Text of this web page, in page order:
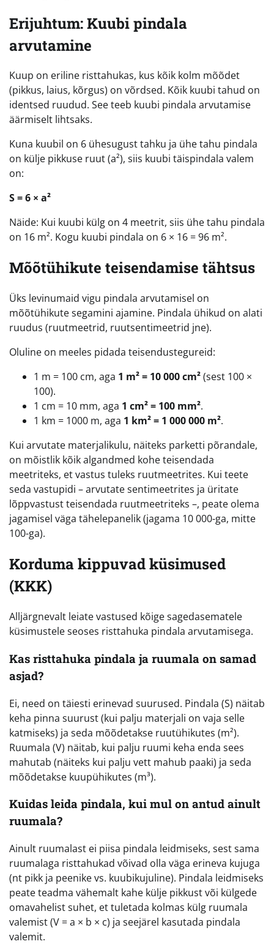
Erijuhtum: Kuubi pindala
arvutamine
Kuup on eriline risttahukas, kus kõik kolm mõõdet
(pikkus, laius, kõrgus) on võrdsed. Kõik kuubi tahud on
identsed ruudud. See teeb kuubi pindala arvutamise
äärmiselt lihtsaks.
Kuna kuubil on 6 ühesugust tahku ja ühe tahu pindala
on külje pikkuse ruut (a²), siis kuubi täispindala valem
on:
S = 6 × a²
Näide: Kui kuubi külg on 4 meetrit, siis ühe tahu pindala
on 16 m². Kogu kuubi pindala on 6 × 16 = 96 m².
Mõõtühikute teisendamise tähtsus
Üks levinumaid vigu pindala arvutamisel on
mõõtühikute segamini ajamine. Pindala ühikud on alati
ruudus (ruutmeetrid, ruutsentimeetrid jne).
Oluline on meeles pidada teisendustegureid:
1 m = 100 cm, aga 1 m² = 10 000 cm²(sest 100 ×
100).
1 cm = 10 mm, aga 1 cm² = 100 mm².
1 km = 1000 m, aga 1 km² = 1 000 000 m².
Kui arvutate materjalikulu, näiteks parketti põrandale,
on mõistlik kõik algandmed kohe teisendada
meetriteks, et vastus tuleks ruutmeetrites. Kui teete
seda vastupidi – arvutate sentimeetrites ja üritate
lõppvastust teisendada ruutmeetriteks –, peate olema
jagamisel väga tähelepanelik (jagama 10 000-ga, mitte
100-ga).
Korduma kippuvad küsimused
(KKK)
Alljärgnevalt leiate vastused kõige sagedasematele
küsimustele seoses risttahuka pindala arvutamisega.
Kas risttahuka pindala ja ruumala on samad
asjad?
Ei, need on täiesti erinevad suurused. Pindala (S) näitab
keha pinna suurust (kui palju materjali on vaja selle
katmiseks) ja seda mõõdetakse ruutühikutes (m²).
Ruumala (V) näitab, kui palju ruumi keha enda sees
mahutab (näiteks kui palju vett mahub paaki) ja seda
mõõdetakse kuupühikutes (m³).
Kuidas leida pindala, kui mul on antud ainult
ruumala?
Ainult ruumalast ei piisa pindala leidmiseks, sest sama
ruumalaga risttahukad võivad olla väga erineva kujuga
(nt pikk ja peenike vs. kuubikujuline). Pindala leidmiseks
peate teadma vähemalt kahe külje pikkust või külgede
omavahelist suhet, et tuletada kolmas külg ruumala
valemist (V = a × b × c) ja seejärel kasutada pindala
valemit.